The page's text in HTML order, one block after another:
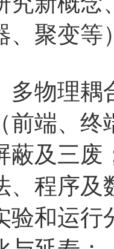
、聚变
多物理
前端、
蔽及三废
、程序及
验和运行